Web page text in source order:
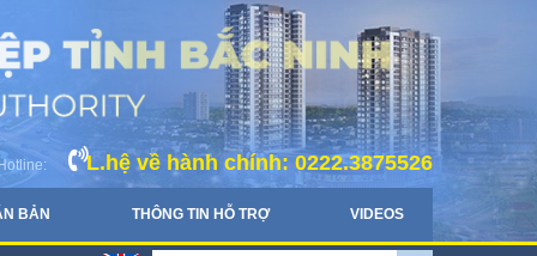
Hotline: L.hệ về hành chính: 0222.3875526
BẢN THÔNG TIN HỖ TRỢ VIDEOS